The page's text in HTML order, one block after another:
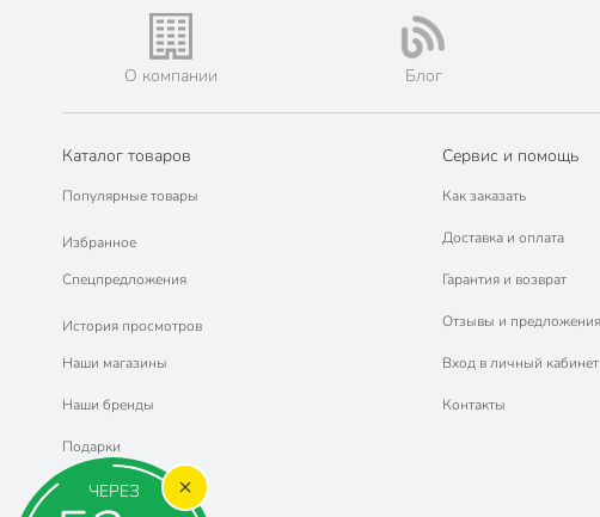
ЧЕРЕЗ
О компании Блог
Каталог товаров
Популярные товары
Избранное
Спецпредложения
История просмотров
Наши магазины
Наши бренды
Подарки
Сервис и помощь
Как заказать
Доставка и оплата
Гарантия и возврат
Отзывы и предложения
Вход в личный кабинет
Контакты